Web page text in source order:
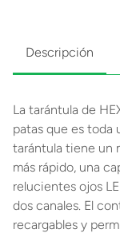
Descripción
La tarántula de
patas que es toda
tarántula tiene un
más rápido, una
relucientes ojos
dos canales. El
recargables y